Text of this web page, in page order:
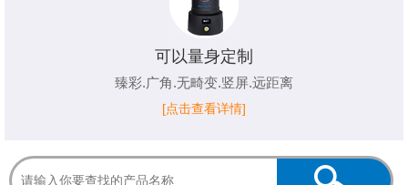
可以量身定制
臻彩.广角.无畸变.竖屏.远距离
[点击查看详情]